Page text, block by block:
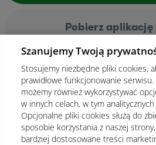
Pobierz
Szanujemy Twoją
Stosujemy niezbędne pliki cookies,
prawidłowe funkcjonowanie
możemy również wykorzystywać
w innych celach, w tym
Opcjonalne pliki cookies służą do
sposobie korzystania z naszej
bardziej dostosowane treści